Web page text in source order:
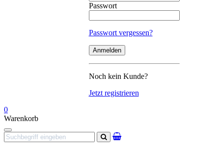
Passwort
Passwort vergessen?
Noch kein Kunde?
Jetzt registrieren
0
Warenkorb
Navigation
Suchen